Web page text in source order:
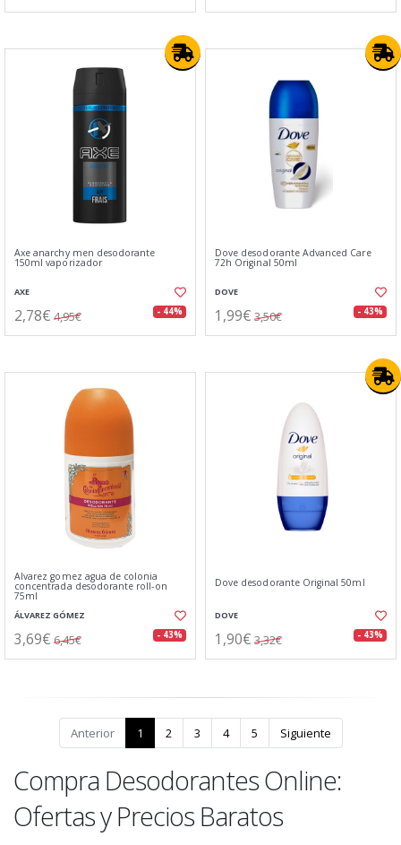
Axe anarchy men desodorante
150ml vaporizador
AXE
2,78€ 4,95€ - 44%
Dove desodorante Advanced Care
72h Original 50ml
DOVE
1,99€ 3,50€ - 43%
Alvarez gomez agua de colonia
concentrada desodorante roll-on
75ml
ÁLVAREZ GÓMEZ
3,69€ 6,45€ - 43%
Dove desodorante Original 50ml
DOVE
1,90€ 3,32€ - 43%
Anterior 1 2 3 4 5 Siguiente
Compra Desodorantes Online:
Ofertas y Precios Baratos